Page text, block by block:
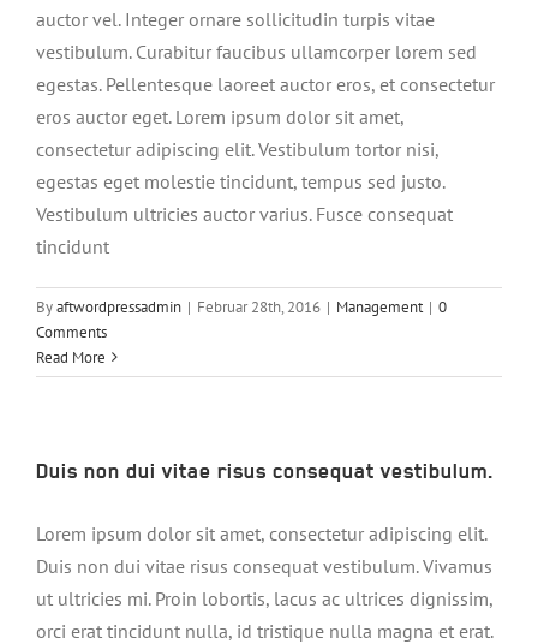
auctor vel. Integer ornare sollicitudin turpis vitae
vestibulum. Curabitur faucibus ullamcorper lorem sed
egestas. Pellentesque laoreet auctor eros, et consectetur
eros auctor eget. Lorem ipsum dolor sit amet,
consectetur adipiscing elit. Vestibulum tortor nisi,
egestas eget molestie tincidunt, tempus sed justo.
Vestibulum ultricies auctor varius. Fusce consequat
tincidunt
Byaftwordpressadmin | Februar 28th, 2016 | Management | 0
Comments
Read More
Duis non dui vitae risus consequat vestibulum.
Lorem ipsum dolor sit amet, consectetur adipiscing elit.
Duis non dui vitae risus consequat vestibulum. Vivamus
ut ultricies mi. Proin lobortis, lacus ac ultrices dignissim,
orci erat tincidunt nulla, id tristique nulla magna et erat.